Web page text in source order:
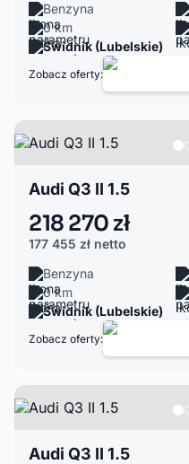
Benzyna
0 km
Świdnik (Lubelskie)
Zobacz oferty:
Audi Q3 II 1.5
218 270 zł
177 455 zł netto
Benzyna
0 km
Świdnik (Lubelskie)
Zobacz oferty:
Audi Q3 II 1.5